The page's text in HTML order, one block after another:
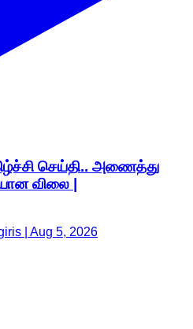
செய்தி.. அணைத்து
விலை |
| Aug 5, 2026